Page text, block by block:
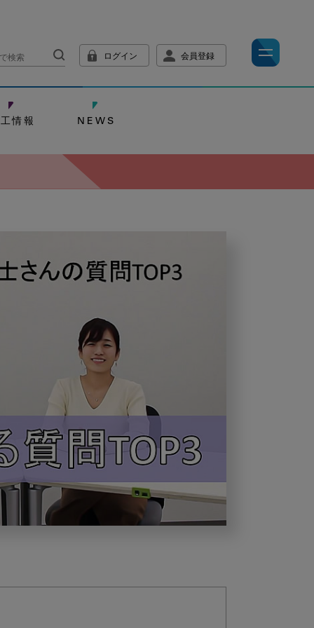
ログイン 会員登録
情報 NEWS